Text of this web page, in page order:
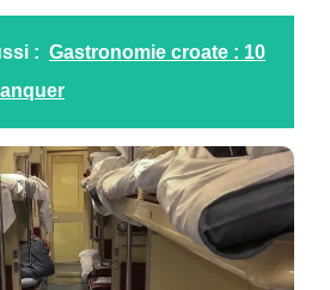
: Gastronomie croate : 10